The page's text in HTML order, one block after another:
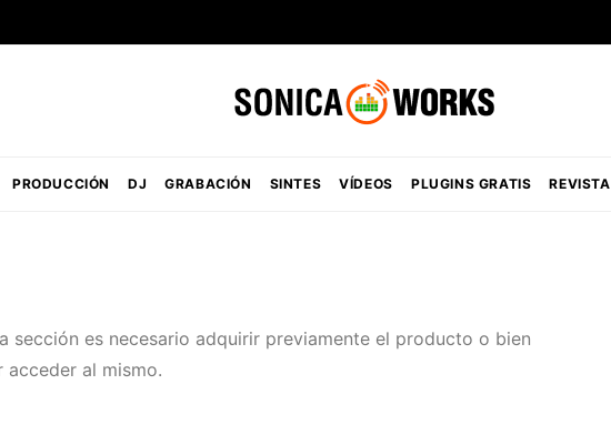
PRODUCCIÓN DJ GRABACIÓN SINTES VÍDEOS PLUGINS GRATIS REVISTA
sección es necesario adquirir previamente el producto o bien
al mismo.